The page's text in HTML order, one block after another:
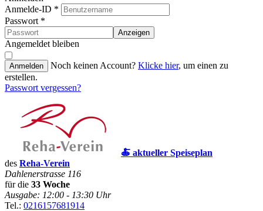
Anmelde-ID *
Passwort *
Anzeigen
Angemeldet bleiben
Anmelden Noch keinen Account? Klicke hier, um einen zu
erstellen.
Passwort vergessen?
🍝 aktueller Speiseplan
des Reha-Verein
Dahlenerstrasse 116
für die 33 Woche
Ausgabe: 12:00 - 13:30 Uhr
Tel.: 0216157681914